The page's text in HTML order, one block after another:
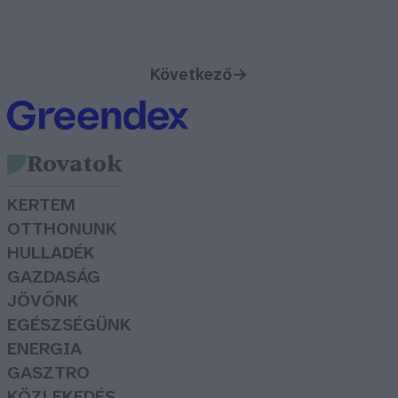
Következő→
Rovatok
KERTEM
OTTHONUNK
HULLADÉK
GAZDASÁG
JÖVŐNK
EGÉSZSÉGÜNK
ENERGIA
GASZTRO